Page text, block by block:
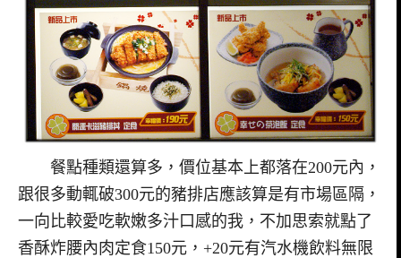
餐點種類還算多，價位基本上都落在200元內，
跟很多動輒破300元的豬排店應該算是有市場區隔，
一向比較愛吃軟嫩多汁口感的我，不加思索就點了
香酥炸腰內肉定食150元，+20元有汽水機飲料無限